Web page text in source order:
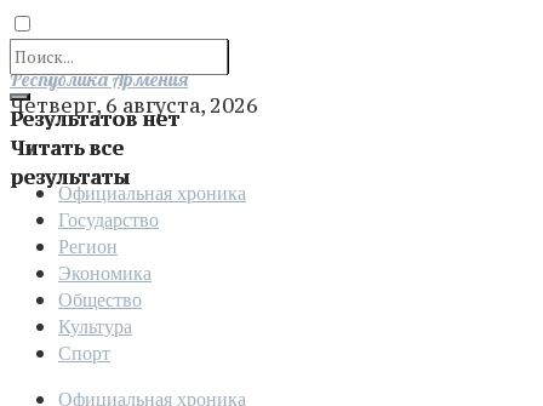
Результатов нет
Читать все
результаты
Отправить
Республика Армения
Четверг, 6 августа, 2026
Официальная хроника
Государство
Регион
Экономика
Общество
Культура
Спорт
Официальная хроника